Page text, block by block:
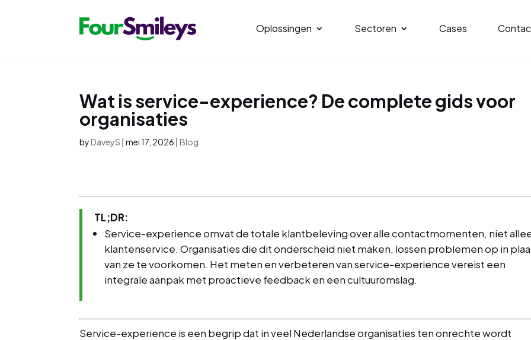
Oplossingen Sectoren Cases
Wat is service-experience? De complete gids voor
organisaties
byDaveyS |mei 17, 2026 |Blog
TL;DR:
Service-experience omvat de totale klantbeleving over alle contactmomenten, niet
klantenservice. Organisaties die dit onderscheid niet maken, lossen problemen op in
van ze te voorkomen. Het meten en verbeteren van service-experience vereist een
integrale aanpak met proactieve feedback en een cultuuromslag.
Service-experience is een begrip dat in veel Nederlandse organisaties ten onrechte wordt